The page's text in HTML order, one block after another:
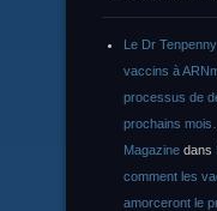
Le Dr
vaccins à
processus de
prochains
Magazine dans
comment les
amorceront le